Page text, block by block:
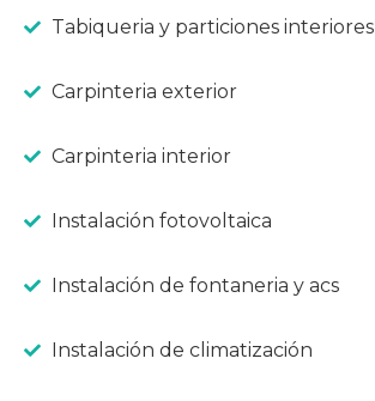
Tabiqueria y particiones interiores
Carpinteria exterior
Carpinteria interior
Instalación fotovoltaica
Instalación de fontaneria y acs
Instalación de climatización